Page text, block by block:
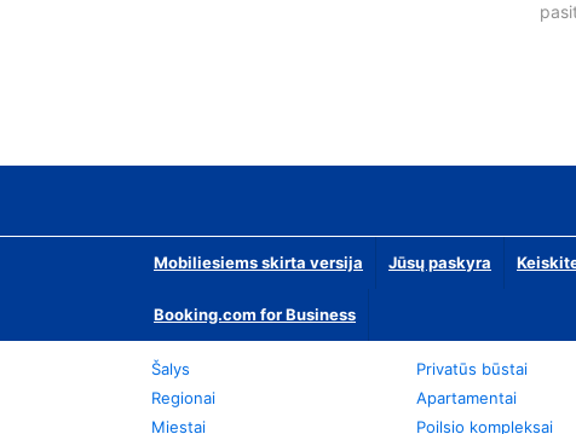
Mobiliesiems skirta versija Jūsų paskyra
Booking.com for Business
Šalys
Regionai
Miestai
Privatūs būstai
Apartamentai
Poilsio kompleksai